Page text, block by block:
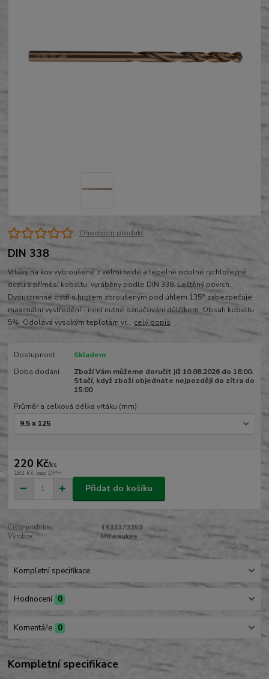
Ohodnotit produkt
DIN 338
Vrtáky na kov vybroušené z velmi tvrdé a tepelně odolné rychlořezné
oceli s příměsí kobaltu, vyráběny podle DIN 338. Leštěný povrch.
Dvoustranné ostří s hrotem zbroušeným pod úhlem 135° zabezpečuje
maximální vystředění - není nutné označování důlčíkem. Obsah kobaltu
5%. Odolává vysokým teplotám vr... celý popis
Dostupnost
Skladem
Doba dodání
Zboží Vám můžeme doručit již 10.08.2026 do 18:00.
Stačí, když zboží objednáte nejpozději do zítra do
15:00
Průměr a celková délka vrtáku (mm)
220 Kč/ks
182 Kč bez DPH
Přidat do košíku
Číslo produktu:
4932373353
Výrobce:
Milwaukee
Kompletní specifikace
Hodnocení 0
Komentáře 0
Kompletní specifikace